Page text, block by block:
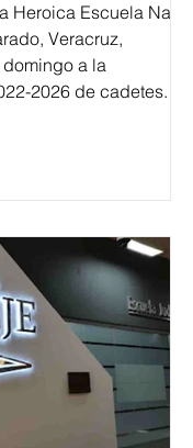
Heroica Escuela Naval
Veracruz,
a la
2026 de cadetes.